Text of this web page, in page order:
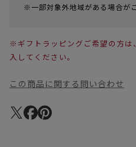
※一部対象外地域がある場合がご
※ギフトラッピングご希望の方は
入してください。
この商品に関する問い合わせ